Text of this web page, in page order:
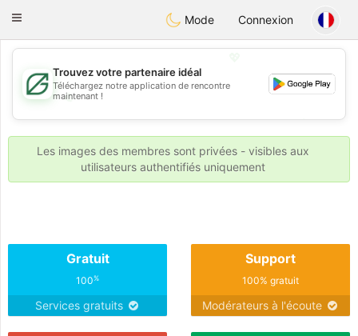
Gulf Dating
Toggle
Mode Connexion
💖
💕
💕
Trouvez votre partenaire idéal
Téléchargez notre application de rencontre
maintenant !
Les images des membres sont privées - visibles aux
utilisateurs authentifiés uniquement
Gratuit
100%
Services gratuits
Support
100% gratuit
Modérateurs à l'écoute